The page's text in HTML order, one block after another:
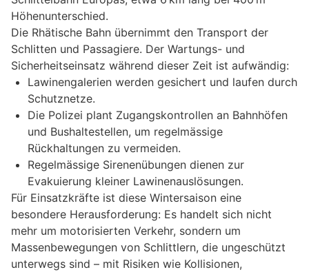
Höhenunterschied.
Die Rhätische Bahn übernimmt den Transport der
Schlitten und Passagiere. Der Wartungs- und
Sicherheitseinsatz während dieser Zeit ist aufwändig:
Lawinengalerien werden gesichert und laufen durch
Schutznetze.
Die Polizei plant Zugangskontrollen an Bahnhöfen
und Bushaltestellen, um regelmässige
Rückhaltungen zu vermeiden.
Regelmässige Sirenenübungen dienen zur
Evakuierung kleiner Lawinenauslösungen.
Für Einsatzkräfte ist diese Wintersaison eine
besondere Herausforderung: Es handelt sich nicht
mehr um motorisierten Verkehr, sondern um
Massenbewegungen von Schlittlern, die ungeschützt
unterwegs sind – mit Risiken wie Kollisionen,